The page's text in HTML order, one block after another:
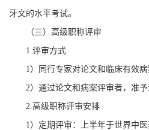
牙文的水平考试。
（三）高级职称评审
1.评审方式
1）同行专家对论文和临床有效病
2）通过论文和病案评审者，准予
2.高级职称评审安排
1）定期评审：上半年于世界中医